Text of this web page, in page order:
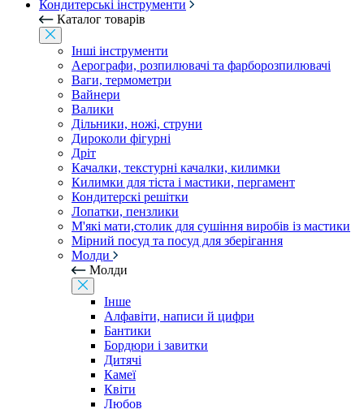
Кондитерські інструменти
Каталог товарів
Інші інструменти
Аерографи, розпилювачі та фарборозпилювачі
Ваги, термометри
Вайнери
Валики
Дільники, ножі, струни
Дироколи фігурні
Дріт
Качалки, текстурні качалки, килимки
Килимки для тіста і мастики, пергамент
Кондитерскі решітки
Лопатки, пензлики
М'які мати,столик для сушіння виробів із мастики
Мірний посуд та посуд для зберігання
Молди
Молди
Інше
Алфавіти, написи й цифри
Бантики
Бордюри і завитки
Дитячі
Камеї
Квіти
Любов